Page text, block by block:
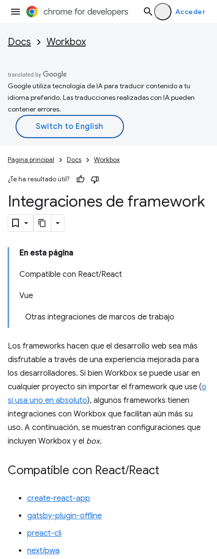
Acceder
Docs Workbox
Google utiliza tecnología de IA para traducir contenido a tu
idioma preferido. Las traducciones realizadas con IA pueden
contener errores.
Página principal Docs Workbox
¿Te ha resultado útil?
Integraciones de framework
En esta página
Compatible con React/React
Vue
Otras integraciones de marcos de trabajo
Los frameworks hacen que el desarrollo web sea más
disfrutable a través de una experiencia mejorada para
los desarrolladores. Si bien Workbox se puede usar en
cualquier proyecto sin importar el framework que use (o
si usa uno en absoluto), algunos frameworks tienen
integraciones con Workbox que facilitan aún más su
uso. A continuación, se muestran configuraciones que
incluyen Workbox y el box.
Compatible con React/React
create-react-app
gatsby-plugin-offline
preact-cli
next/pwa